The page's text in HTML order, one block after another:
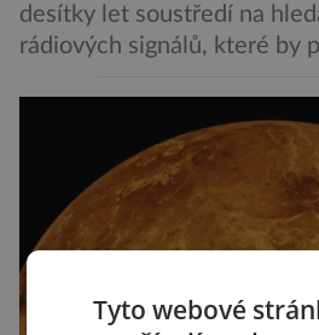
desítky let soustředí na
rádiových signálů, které by
svazující. Cestou vesmírem
natolik změnit, že ho naše
jako obyčejný šum. A priori
neznamená, […]
Tyto webové